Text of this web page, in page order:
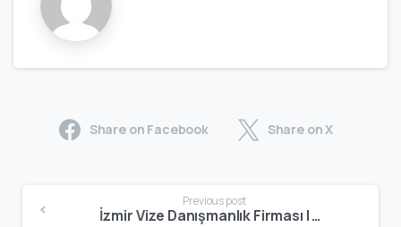
Share on Facebook Share on X
Previous post
İzmir Vize Danışmanlık Firması | Profesyonel Vize & Oturum Hizmeti